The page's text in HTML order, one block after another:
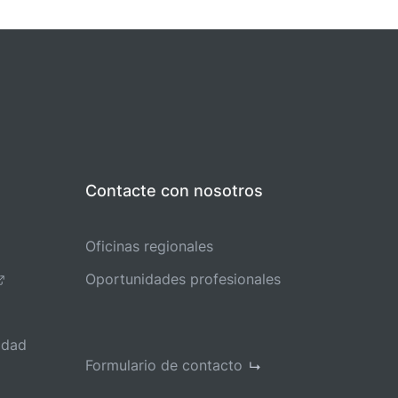
Contacte con nosotros
Oficinas regionales
Oportunidades profesionales
Formulario de contacto